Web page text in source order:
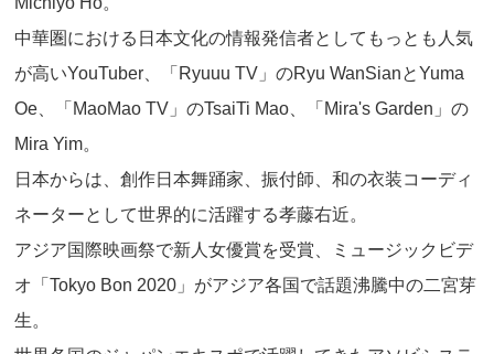
中華圏における日本文化の情報発信者としてもっとも人気
が高いYouTuber、「Ryuuu TV」のRyu WanSianとYuma
Oe、「MaoMao TV」のTsaiTi Mao、「Mira's Garden」の
Mira Yim。
日本からは、創作日本舞踊家、振付師、和の衣装コーディ
ネーターとして世界的に活躍する孝藤右近。
アジア国際映画祭で新人女優賞を受賞、ミュージックビデ
オ「Tokyo Bon 2020」がアジア各国で話題沸騰中の二宮芽
生。